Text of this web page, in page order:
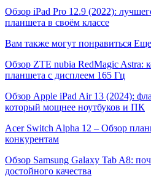
Обзор iPad Pro 12.9 (2022):
планшета в своём классе
Вам также могут понравиться Еще
Обзор ZTE nubia RedMagic Astra:
планшета с дисплеем 165 Гц
Обзор Apple iPad Air 13 (2024):
который мощнее ноутбуков и ПК
Acer Switch Alpha 12 – Обзор
конкурентам
Обзор Samsung Galaxy Tab A8:
достойного качества